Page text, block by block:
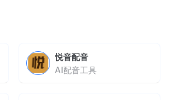
悦音配音
AI配音工具